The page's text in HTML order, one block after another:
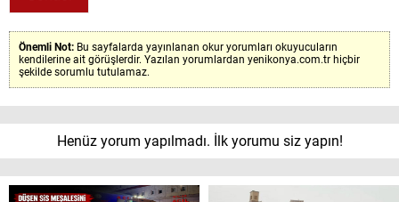
Önemli Not: Bu sayfalarda yayınlanan okur yorumları okuyucuların
kendilerine ait görüşlerdir. Yazılan yorumlardan yenikonya.com.tr hiçbir
şekilde sorumlu tutulamaz.
Henüz yorum yapılmadı. İlk yorumu siz yapın!